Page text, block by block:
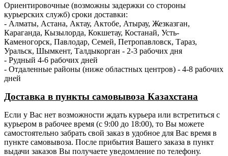
Ориентировочные (возможны задержки со стороны
курьерских служб) сроки доставки:
- Алматы, Астана, Актау, Актобе, Атырау, Жезказган,
Караганда, Кызылорда, Кокшетау, Костанай, Усть-
Каменогорск, Павлодар, Семей, Петропавловск, Тараз,
Уральск, Шымкент, Талдыкорган - 2-3 рабочих дня
- Рудный 4-6 рабочих дней
- Отдаленные районы (ниже областных центров) - 4-8 рабочих
дней
Доставка в пункты самовывоза Казахстана
Если у Вас нет возможности ждать курьера или встретиться с
курьером в рабочее время (с 9:00 до 18:00), то Вы можете
самостоятельно забрать свой заказ в удобное для Вас время в
пункте самовывоза. После прибытия Вашего заказа в пункт
выдачи заказов Вы получаете уведомление по телефону.